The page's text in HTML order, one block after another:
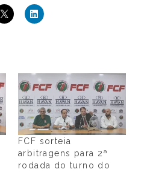
FCF sorteia
arbitragens para 2ª
rodada do turno do